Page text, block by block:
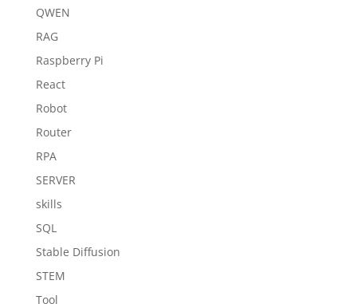
QWEN
RAG
Raspberry Pi
React
Robot
Router
RPA
SERVER
skills
SQL
Stable Diffusion
STEM
Tool